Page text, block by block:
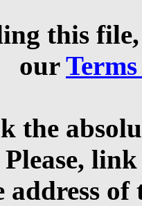
this
our
the
Please,
address